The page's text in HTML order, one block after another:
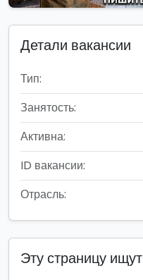
Детали вакансии
Тип:
Занятость:
Активна:
ID вакансии:
Отрасль:
Эту страницу ищут